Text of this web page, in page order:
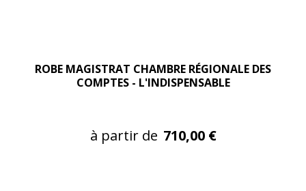
ROBE MAGISTRAT CHAMBRE RÉGIONALE DES
COMPTES - L'INDISPENSABLE
à partir de 710,00 €